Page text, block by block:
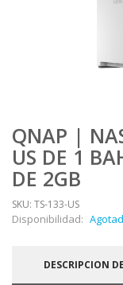
QNAP |
US DE 1
DE 2GB
SKU: TS-133-US
Disponibilidad:
DESCRIPCION